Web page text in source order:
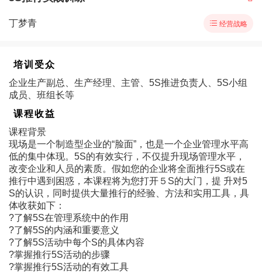
丁梦青  经营战略
培训受众
企业生产副总、生产经理、主管、5S推进负责人、5S小组
成员、班组长等
课程收益
课程背景
现场是一个制造型企业的“脸面”，也是一个企业管理水平高
低的集中体现。5S的有效实行，不仅提升现场管理水平，
改变企业和人员的素质。假如您的企业将全面推行5S或在
推行中遇到困惑，本课程将为您打开５S的大门，提 升对5
S的认识，同时提供大量推行的经验、方法和实用工具，具
体收获如下：
?了解5S在管理系统中的作用
?了解5S的内涵和重要意义
?了解5S活动中每个S的具体内容
?掌握推行5S活动的步骤
?掌握推行5S活动的有效工具